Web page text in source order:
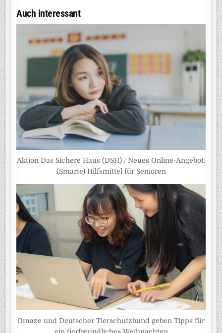
Auch interessant
Aktion Das Sichere Haus (DSH) / Neues Online-Angebot:
(Smarte) Hilfsmittel für Senioren
Omaze und Deutscher Tierschutzbund geben Tipps für
ein tierfreundliches Weihnachten